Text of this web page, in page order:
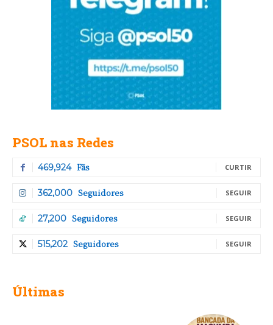
PSOL nas Redes
469,924 Fãs CURTIR
362,000 Seguidores SEGUIR
27,200 Seguidores SEGUIR
515,202 Seguidores SEGUIR
Últimas